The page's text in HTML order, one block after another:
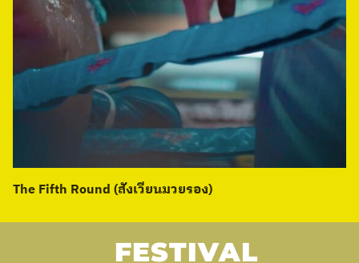
The Fifth Round (สังเวียนมวยรอง)
FESTIVAL